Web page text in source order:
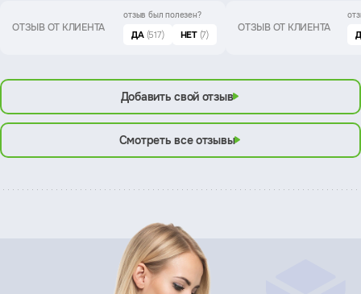
ОТЗЫВ ОТ КЛИЕНТА
отзыв был полезен?
ДА (517) НЕТ (7)
ОТЗЫВ ОТ КЛИЕНТА
Добавить свой отзыв
Смотреть все отзывы